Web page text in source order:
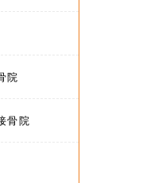
院
骨院